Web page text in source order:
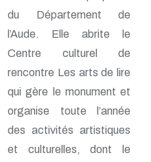
du Département de
l’Aude. Elle abrite le
Centre culturel de
rencontre Les arts de lire
qui gère le monument et
organise toute l’année
des activités artistiques
et culturelles, dont le